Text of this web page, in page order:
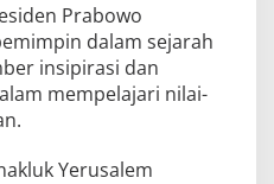
Prabowo
dalam sejarah
insipirasi dan
mempelajari nilai-
Yerusalem